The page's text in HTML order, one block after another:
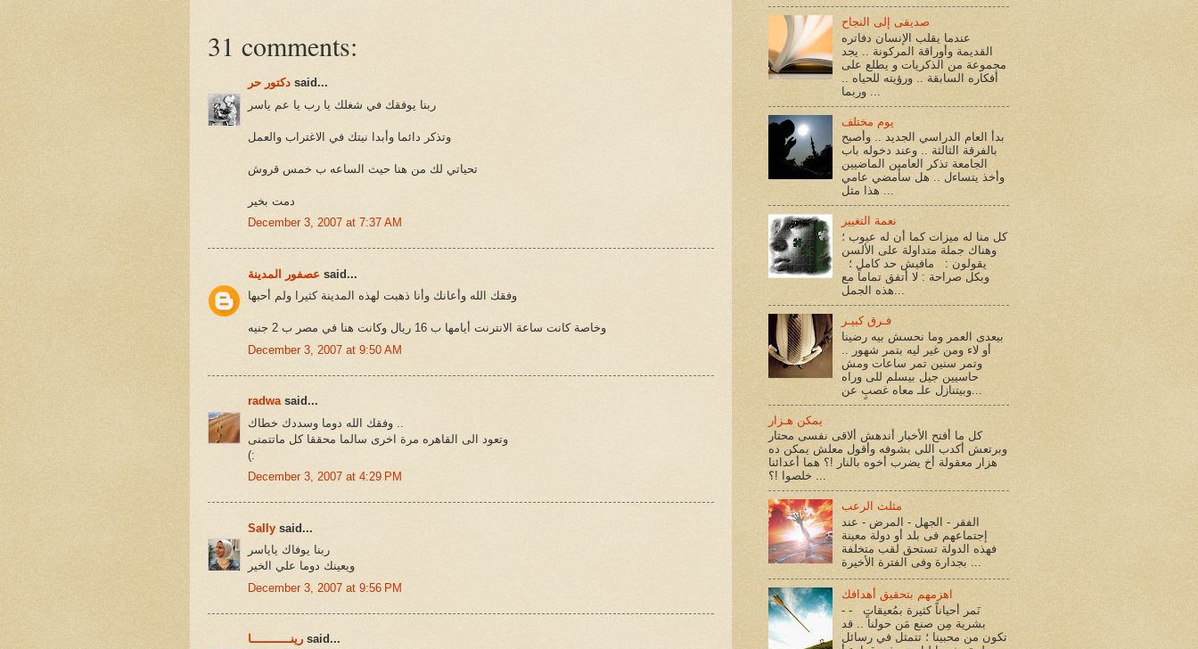
31 comments:
دكتور حر said...
ربنا يوفقك في شغلك يا رب يا عم ياسر
وتذكر دائما وأبدا نيتك في الاغتراب والعمل
تحياتي لك من هنا حيث الساعه ب خمس قروش
دمت بخير
December 3, 2007 at 7:37 AM
عصفور المدينة said...
وفقك الله وأعانك وأنا ذهبت لهذه المدينة كثيرا ولم أحبها
وخاصة كانت ساعة الانترنت أيامها ب 16 ريال وكانت هنا في مصر ب 2 جنيه
December 3, 2007 at 9:50 AM
radwasaid...
وتعود الى القاهره مرة اخرى سالما محققا كل ماتتمنى
(:
December 3, 2007 at 4:29 PM
Sally said...
ربنا يوفاك ياياسر
ويعينك دوما علي الخير
December 3, 2007 at 9:56 PM
رينـــــــــــا said...
صديقى إلى النجاح
عندما يقلب الإنسان دفاتره
القديمة وأوراقة المركونة .. يجد
مجموعة من الذكريات و يطلع على
أفكاره السابقة .. ورؤيته للحياه ..
يوم مختلف
بدأ العام الدراسي الجديد .. وأصبح
بالفرقة الثالثة .. وعند دخوله باب
الجامعة تذكر العامين الماضيين
وأخذ يتساءل .. هل سأمضي عامي
هذا مثل ...
نعمة التغيير
كل منا له ميزات كما أن له عيوب ؛
وهناك جملة متداولة على الألسن
يقولون : مافيش حد كامل ؛
وبكل صراحة : لا أتفق تماماً مع
فـرق كبيـر
بيعدى العمر وما نحسش بيه رضينا
أو لاء ومن غير ليه بتمر شهور ..
وتمر سنين تمر ساعات ومش
حاسيين جيل بيسلم للى وراه
يمكن هـزار
كل ما أفتح الأخبار أندهش ألاقى نفسى محتار
وبرتعش أكدب اللى بشوفه وأقول معلش يمكن ده
هزار معقولة أخ يضرب أخوه بالنار !؟ هما أعدائنا
خلصوا !؟ ...
مثلث الرعب
الفقر - الجهل - المرض - عند
إجتماعهم فى بلد أو دولة معينة
فهذه الدولة تستحق لقب متخلفة
اهزمهم بتحقيق أهدافك
- - نَمر أحياناً كثيرة بمُعيقاتٍ
بشرية مِن صنع مَن حولنا .. قد
تكون من محبينا ؛ تتمثل في رسائل